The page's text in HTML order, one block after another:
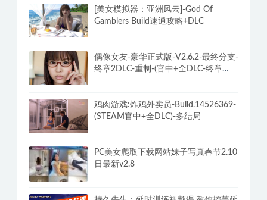
[美女模拟器：亚洲风云]-God Of
Gamblers Build速通攻略+DLC
偶像女友-豪华正式版-V2.6.2-最终分支-
终章2DLC-重制-(官中+全DLC-终章
鸡肉游戏:炸鸡外卖员-Build.14526369-
(STEAM官中+全DLC)-多结局
PC美女爬取下载网站妹子写真春节2.10
日最新v2.8